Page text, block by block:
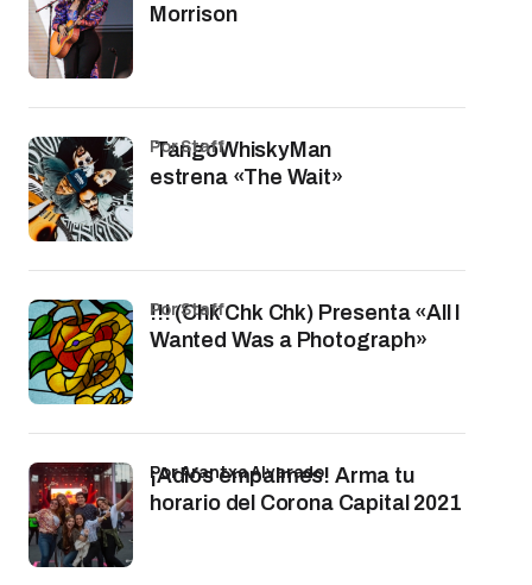
Morrison
TangoWhiskyMan
estrena «The Wait»
por Staff
!!! (Chk Chk Chk) Presenta «All I
Wanted Was a Photograph»
por Staff
¡Adiós empalmes! Arma tu
horario del Corona Capital 2021
por Arantxa Alvarado